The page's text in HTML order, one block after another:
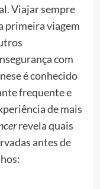
Viajar sempre
primeira viagem
com
é conhecido
frequente e
de mais
revela quais
antes de